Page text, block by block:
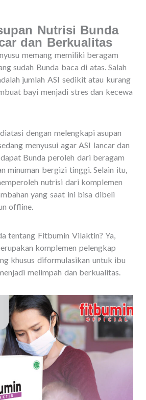
Nutrisi Bunda
dan Berkualitas
memang memiliki beragam
sudah Bunda baca di atas. Salah
jumlah ASI sedikit atau kurang
bayi menjadi stres dan kecewa
dengan melengkapi asupan
menyusui agar ASI lancar dan
Bunda peroleh dari beragam
minuman bergizi tinggi. Selain itu,
nutrisi dari komplemen
yang saat ini bisa dibeli
offline.
tentang Fitbumin Vilaktin? Ya,
komplemen pelengkap
khusus diformulasikan untuk ibu
melimpah dan berkualitas.